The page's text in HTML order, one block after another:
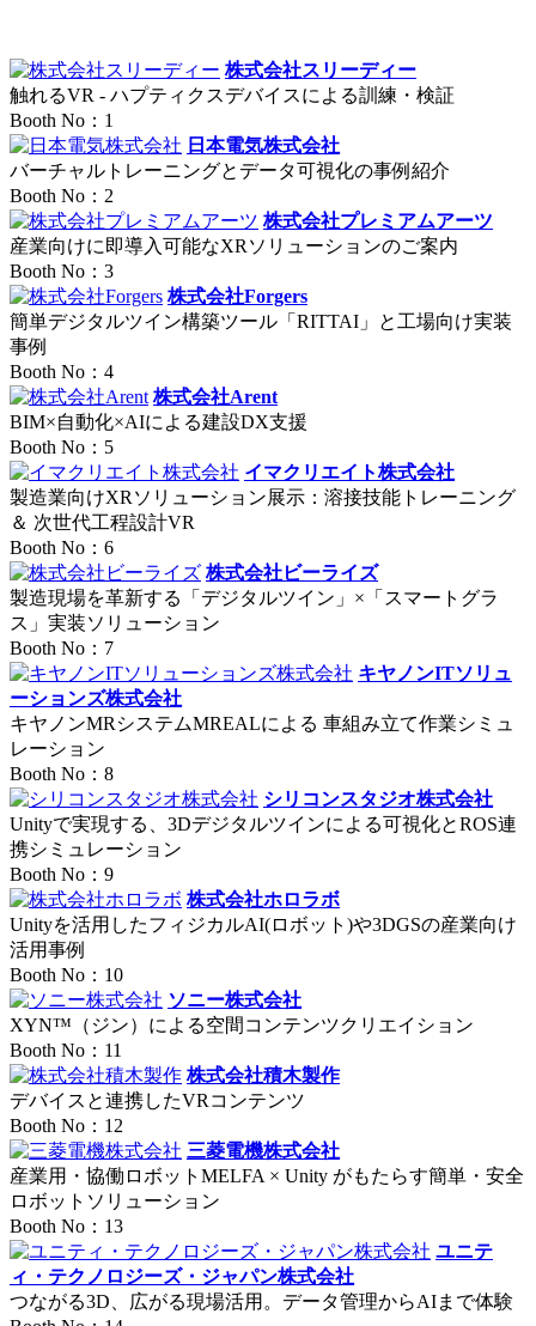
株式会社スリーディー
触れるVR - ハプティクスデバイスによる訓練・検証
Booth No：1
日本電気株式会社
バーチャルトレーニングとデータ可視化の事例紹介
Booth No：2
株式会社プレミアムアーツ
産業向けに即導入可能なXRソリューションのご案内
Booth No：3
株式会社Forgers
簡単デジタルツイン構築ツール「RITTAI」と工場向け実装
事例
Booth No：4
株式会社Arent
BIM×自動化×AIによる建設DX支援
Booth No：5
イマクリエイト株式会社
製造業向けXRソリューション展示：溶接技能トレーニング
＆ 次世代工程設計VR
Booth No：6
株式会社ビーライズ
製造現場を革新する「デジタルツイン」×「スマートグラ
ス」実装ソリューション
Booth No：7
キヤノンITソリュ
ーションズ株式会社
キヤノンMRシステムMREALによる 車組み立て作業シミュ
レーション
Booth No：8
シリコンスタジオ株式会社
Unityで実現する、3Dデジタルツインによる可視化とROS連
携シミュレーション
Booth No：9
株式会社ホロラボ
Unityを活用したフィジカルAI(ロボット)や3DGSの産業向け
活用事例
Booth No：10
ソニー株式会社
XYN™（ジン）による空間コンテンツクリエイション
Booth No：11
株式会社積木製作
デバイスと連携したVRコンテンツ
Booth No：12
三菱電機株式会社
産業用・協働ロボットMELFA × Unity がもたらす簡単・安全
ロボットソリューション
Booth No：13
ユニテ
ィ・テクノロジーズ・ジャパン株式会社
つながる3D、広がる現場活用。データ管理からAIまで体験